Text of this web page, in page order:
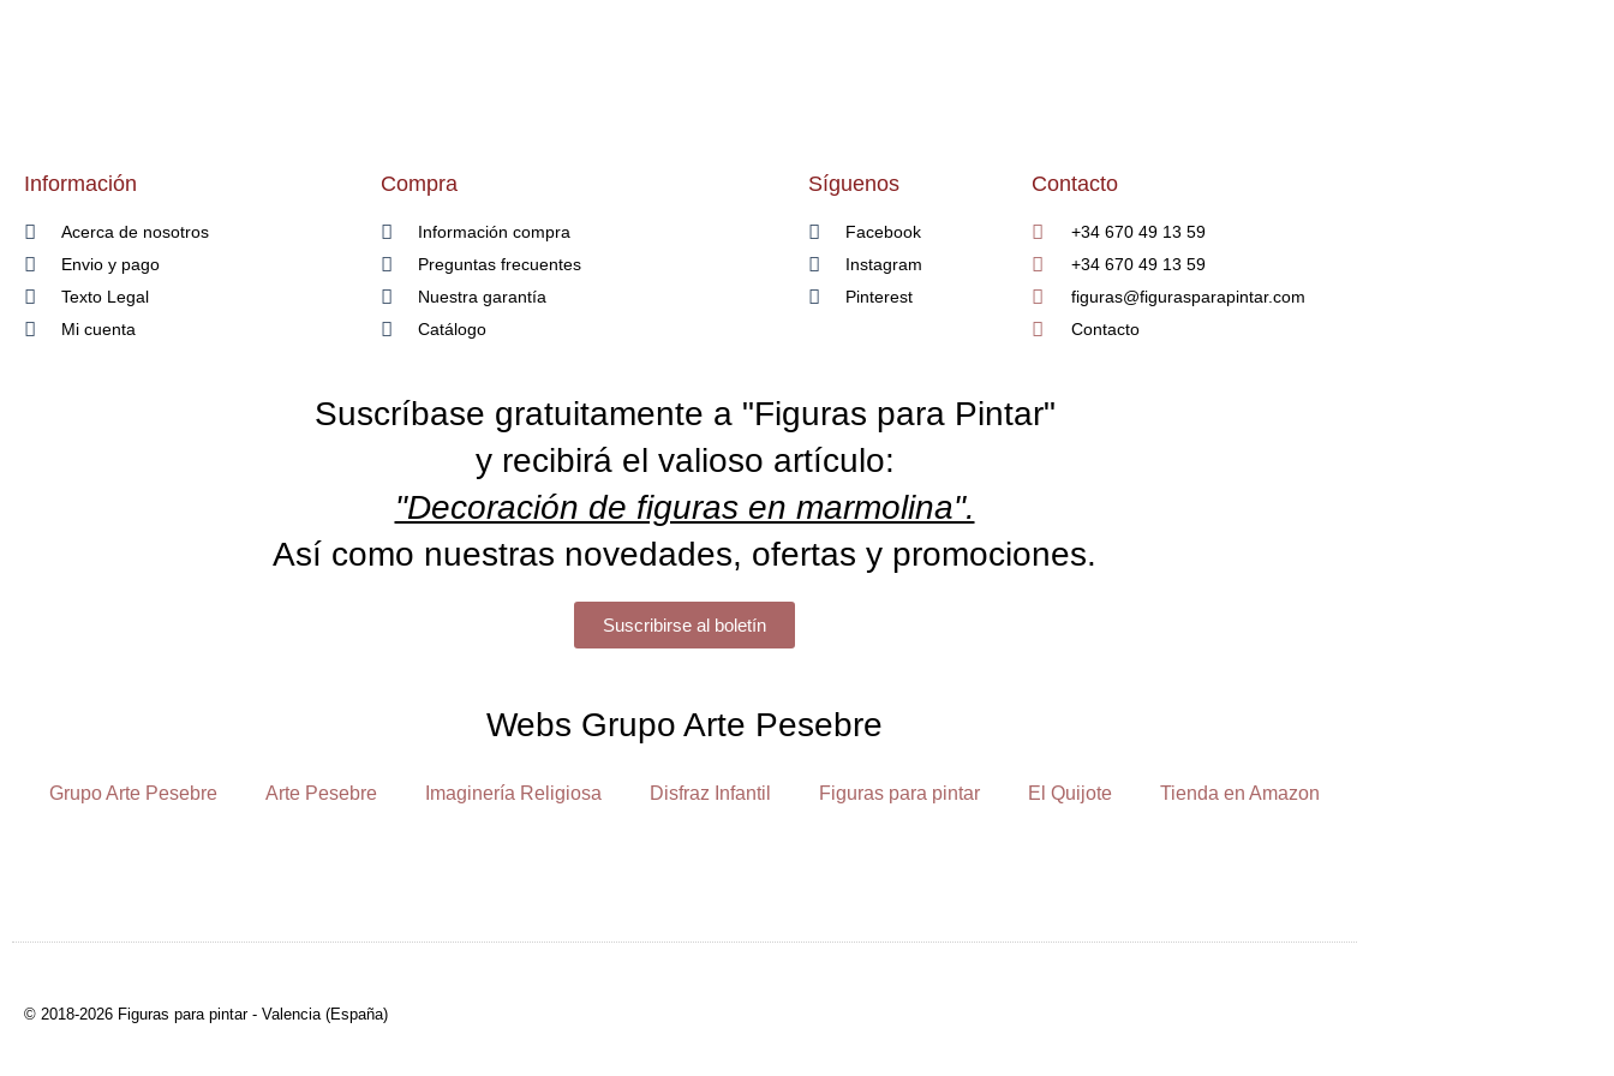
Información
Acerca de nosotros
Envio y pago
Texto Legal
Mi cuenta
Compra
Información compra
Preguntas frecuentes
Nuestra garantía
Catálogo
Síguenos
Facebook
Instagram
Pinterest
Contacto
+34 670 49 13 59
+34 670 49 13 59
figuras@figurasparapintar.com
Contacto
Suscríbase gratuitamente a "Figuras para Pintar"
y recibirá el valioso artículo:
"Decoración de figuras en marmolina".
Así como nuestras novedades, ofertas y promociones.
Suscribirse al boletín
Webs Grupo Arte Pesebre
Grupo Arte Pesebre Arte Pesebre Imaginería Religiosa Disfraz Infantil Figuras para pintar El Quijote Tienda en Amazon
© 2018-2026 Figuras para pintar - Valencia (España)